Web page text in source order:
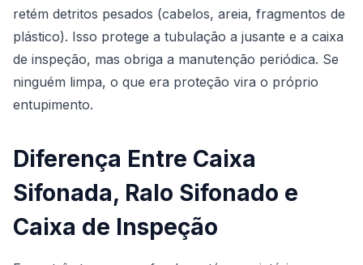
retém detritos pesados (cabelos, areia, fragmentos de
plástico). Isso protege a tubulação a jusante e a caixa
de inspeção, mas obriga a manutenção periódica. Se
ninguém limpa, o que era proteção vira o próprio
entupimento.
Diferença Entre Caixa
Sifonada, Ralo Sifonado e
Caixa de Inspeção